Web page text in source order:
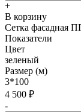
+
В корзину
Сетка фасадная
Показатели
Цвет
зеленый
Размер (м)
3*100
4 500 ₽
-